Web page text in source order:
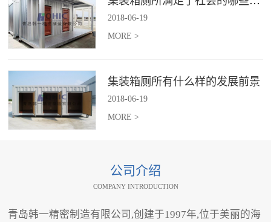
2018-06-19
MORE >
集装箱厕所有什么样的发展前景
2018-06-19
MORE >
公司介绍
COMPANY INTRODUCTION
青岛韩一精密制造有限公司,创建于1997年,位于美丽的海